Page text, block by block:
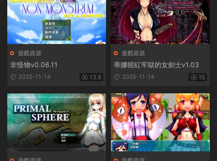
遊戲資源
非怪物v0.06.11
2025-11-14 13.8
遊戲資源
蒂娜猩紅牢獄的女劍士v1.03
2025-11-14 15